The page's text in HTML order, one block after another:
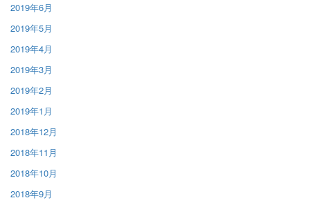
2019年6月
2019年5月
2019年4月
2019年3月
2019年2月
2019年1月
2018年12月
2018年11月
2018年10月
2018年9月